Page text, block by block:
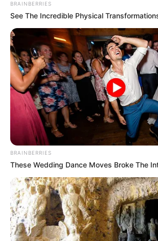
BRAINBERRIES
See The Incredible Physical
BRAINBERRIES
These Wedding Dance Moves Broke The